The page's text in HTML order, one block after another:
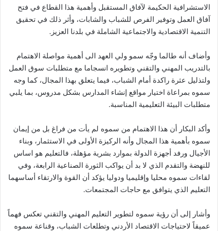
الاستشرافية الحكيمة لآفاق المستقبل وأهمية هذا القطاع في فتح
آفاق العمل وتوفير الفرص للشباب والشابات، وأثر ذلك في تحقيق
التنمية الاقتصادية والاجتماعية الشاملة في بلدنا العزيز.
وأضاف أنه طالما وجّه سمو ولي العهد الى أهمية مواصلة الاهتمام
بالتدريب المهني والتقني وتطويره انسجاما مع متطلبات سوق العمل
ولتذليل عثرة راكدة أمام الشباب، فيما يتعلق بهذا المجال، كما وجه
سموه بمراعاة اختيار مواقع إنشاء المدارس بشكل مدروس، بما يلبي
متطلبات البيئة التعليمية المناسبة.
وأكد البكار أن هذا الاهتمام من سموه لم يأت من فراغ بل من إيمان
سموه بأهمية هذا المجال وأنه الركيزة الأولى في الاستثمار، وبناء
الأجيال ورفد أجهزة الدولة بموارد بشرية مؤهلة، فالتعليم هو اساس
للنهضة والتقدم الذي لا بد أن يواكب الثورة الصناعية الرابعة، وفي
لقاءات سموه محليا وإقليميا ودوليا يؤكد أن القوة والارتقاء أساسهما
التعليم الذي يتوافق مع حاجات المجتمعات.
وأشار إلى أن رؤية سموه لتطوير التعليم المهني والتقني تعكس فهماً
عميقاً لاحتياجات الاقتصاد الأردني وتطلعات الشباب، وقناعة سموه